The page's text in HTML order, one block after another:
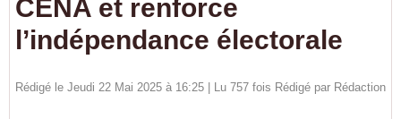
CENA et renforce
l’indépendance électorale
Rédigé le Jeudi 22 Mai 2025 à 16:25 | Lu 757 fois Rédigé par Rédaction